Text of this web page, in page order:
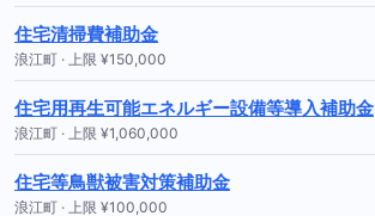
住宅清掃費補助金
浪江町 · 上限 ¥150,000
住宅用再生可能エネルギー設備等導入補助金
浪江町 · 上限 ¥1,060,000
住宅等鳥獣被害対策補助金
浪江町 · 上限 ¥100,000